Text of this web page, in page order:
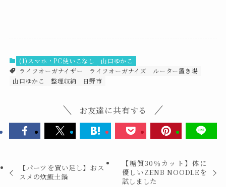
(1)スマホ・PC使いこなし
山口ゆかこ
ライフオーガナイザー
ライフオーガナイズ
ルーター置き場
山口ゆかこ
整理収納 日野市
お友達に共有する
【パーツを買い足し】おス
スメの炊飯土鍋
【糖質30％カット】体に
優しいZENB NOODLEを
試しました